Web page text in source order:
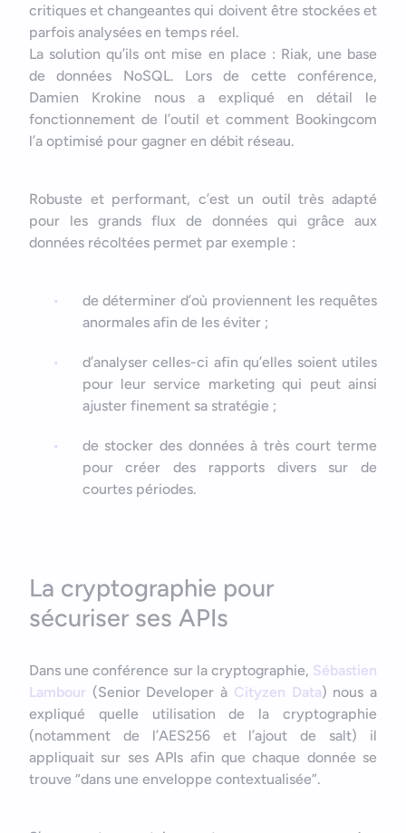
critiques et changeantes qui doivent être stockées et
parfois analysées en temps réel.
La solution qu’ils ont mise en place : Riak, une base
de données NoSQL. Lors de cette conférence,
Damien Krokine nous a expliqué en détail le
fonctionnement de l’outil et comment Bookingcom
l’a optimisé pour gagner en débit réseau.
Robuste et performant, c’est un outil très adapté
pour les grands flux de données qui grâce aux
données récoltées permet par exemple :
de déterminer d’où proviennent les requêtes
anormales afin de les éviter ;
d’analyser celles-ci afin qu’elles soient utiles
pour leur service marketing qui peut ainsi
ajuster finement sa stratégie ;
de stocker des données à très court terme
pour créer des rapports divers sur de
courtes périodes.
La cryptographie pour
sécuriser ses APIs
Dans une conférence sur la cryptographie, Sébastien
Lambour (Senior Developer à Cityzen Data) nous a
expliqué quelle utilisation de la cryptographie
(notamment de l’AES256 et l’ajout de salt) il
appliquait sur ses APIs afin que chaque donnée se
trouve “dans une enveloppe contextualisée”.
Bonjour Votre assistant IA
Bonjour, je suis Zel, votre assistant. Comment puis-je vous
aider ?